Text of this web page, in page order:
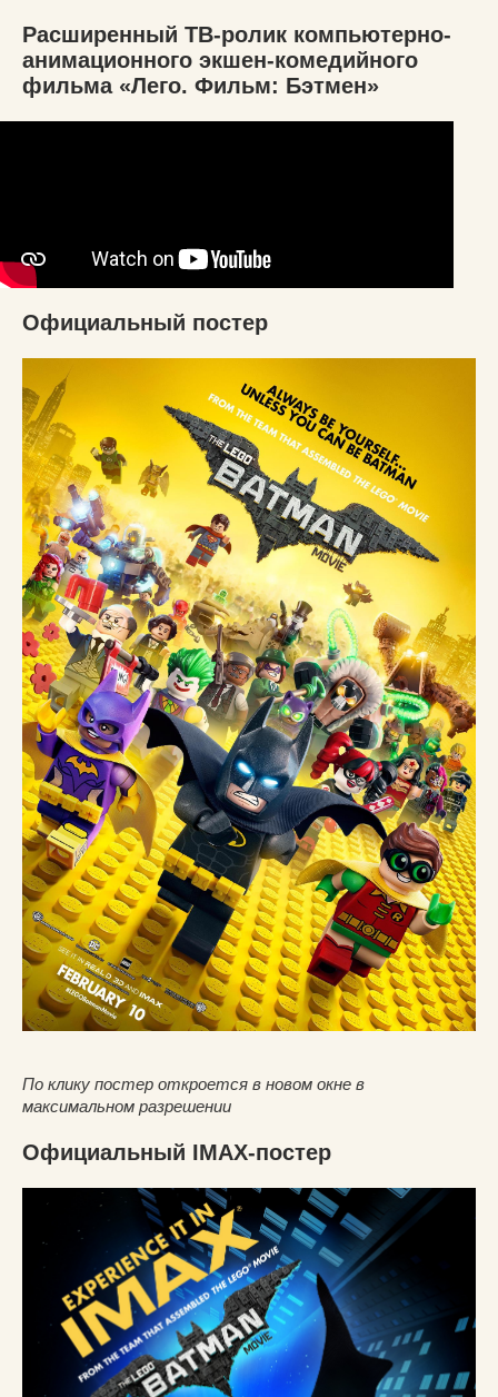
Расширенный ТВ-ролик компьютерно-
анимационного экшен-комедийного
фильма «Лего. Фильм: Бэтмен»
Официальный постер
По клику постер откроется в новом окне в
максимальном разрешении
Официальный IMAX-постер